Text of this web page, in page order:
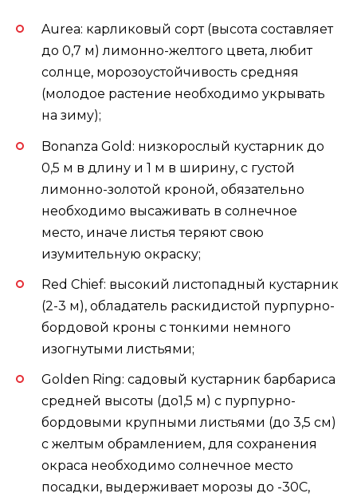
Aurea: карликовый сорт (высота составляет
до 0,7 м) лимонно-желтого цвета, любит
солнце, морозоустойчивость средняя
(молодое растение необходимо укрывать
на зиму);
Bonanza Gold: низкорослый кустарник до
0,5 м в длину и 1 м в ширину, с густой
лимонно-золотой кроной, обязательно
необходимо высаживать в солнечное
место, иначе листья теряют свою
изумительную окраску;
Red Chief: высокий листопадный кустарник
(2-3 м), обладатель раскидистой пурпурно-
бордовой кроны с тонкими немного
изогнутыми листьями;
Golden Ring: садовый кустарник барбариса
средней высоты (до1,5 м) с пурпурно-
бордовыми крупными листьями (до 3,5 см)
с желтым обрамлением, для сохранения
окраса необходимо солнечное место
посадки, выдерживает морозы до -30С,